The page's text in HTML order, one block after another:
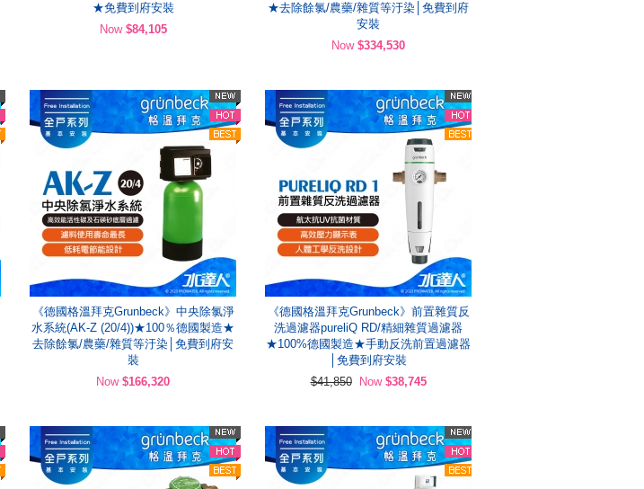
★免費到府安裝
Now $84,105
★去除餘氯/農藥/雜質等汙染│免費到府
安裝
Now $334,530
《德國格溫拜克Grunbeck》中央除氯淨
水系統(AK-Z (20/4))★100％德國製造★
去除餘氯/農藥/雜質等汙染│免費到府安
裝
Now $166,320
《德國格溫拜克Grunbeck》前置雜質反
洗過濾器pureliQ RD/精細雜質過濾器
★100%德國製造★手動反洗前置過濾器
│免費到府安裝
$41,850
Now $38,745